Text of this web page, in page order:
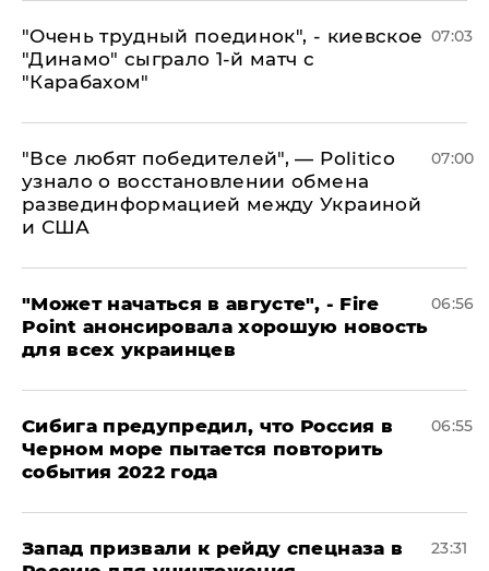
"Очень трудный поединок", - киевское
"Динамо" сыграло 1-й матч с
"Карабахом"
07:03
​"Все любят победителей", — Politico
узнало о восстановлении обмена
развединформацией между Украиной
и США
07:00
"Может начаться в августе", - Fire
Point анонсировала хорошую новость
для всех украинцев
06:56
Сибига предупредил, что Россия в
Черном море пытается повторить
события 2022 года
06:55
Запад призвали к рейду спецназа в
23:31